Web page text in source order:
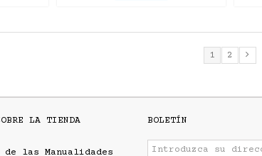
1 2
LA TIENDA
de las Manualidades
BOLETÍN